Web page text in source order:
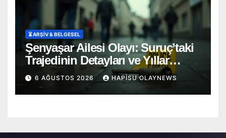
⏳ ARŞİV & BELGESEL
Şenyaşar Ailesi Olayı: Suruç’taki
Trajedinin Detayları ve Yıllar
Süren Adalet Mücadelesi
6 AĞUSTOS 2026 HAPISU OLAYNEWS